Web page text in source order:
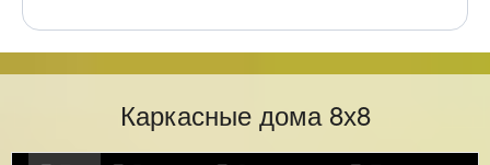
Каркасные дома 8х8